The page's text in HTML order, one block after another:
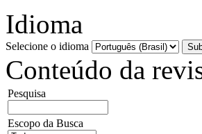
Idioma
Selecione o idioma
Conteúdo da
Pesquisa
Escopo da Busca